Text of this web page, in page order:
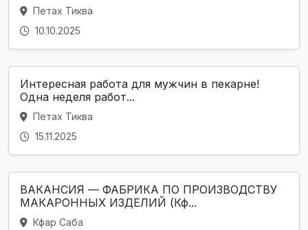
Петах Тиква
10.10.2025
Интересная работа для мужчин в пекарне!
Одна неделя работ...
Петах Тиква
15.11.2025
ВАКАНСИЯ — ФАБРИКА ПО ПРОИЗВОДСТВУ
МАКАРОННЫХ ИЗДЕЛИЙ (Кф...
Кфар Саба